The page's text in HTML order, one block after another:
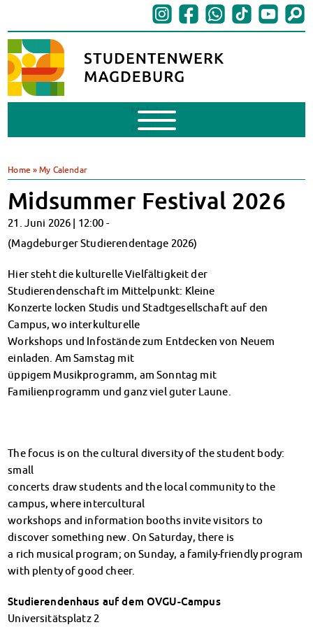
Mobile
Menu
BAföG beantragen
BAföG-FAQs
Dokumente
BAföG-Sprechstunden
AnsprechpartnerInnen
Mensen & Cafeterien
Heute in unseren Mensen
JoGo – Studibar + Eventspace
Klimabewusst essen
Mensa-FAQs
CampusCatering
MensaFeedback
AnsprechpartnerInnen
Wohnheime in Wernigerode
MIT einander – FÜR einander
Wohnheimtutoren
Schadensmeldung
Wohnen-FAQ
Dokumente
Soziales & Beratung
Sozialberatung
Home »My Calendar
Midsummer Festival 2026
21. Juni 2026 | 12:00 -
(Magdeburger Studierendentage 2026)
Hier steht die kulturelle Vielfältigkeit der
Studierendenschaft im Mittelpunkt: Kleine
Konzerte locken Studis und Stadtgesellschaft auf den
Campus, wo interkulturelle
Workshops und Infostände zum Entdecken von Neuem
einladen. Am Samstag mit
üppigem Musikprogramm, am Sonntag mit
Familienprogramm und ganz viel guter Laune.
The focus is on the cultural diversity of the student body:
small
concerts draw students and the local community to the
campus, where intercultural
workshops and information booths invite visitors to
discover something new. On Saturday, there is
a rich musical program; on Sunday, a family-friendly program
with plenty of good cheer.
Studierendenhaus auf dem OVGU-Campus
Universitätsplatz 2